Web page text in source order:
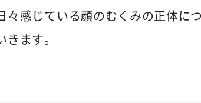
々感じている顔のむくみの正体に
ます。